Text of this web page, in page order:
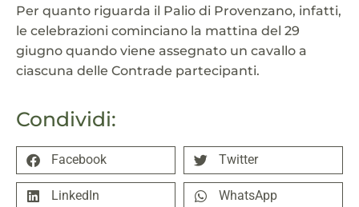
Condividi:
Facebook Twitter
LinkedIn WhatsApp
Per quanto riguarda il Palio di Provenzano, infatti,
le celebrazioni cominciano la mattina del 29
giugno quando viene assegnato un cavallo a
ciascuna delle Contrade partecipanti.